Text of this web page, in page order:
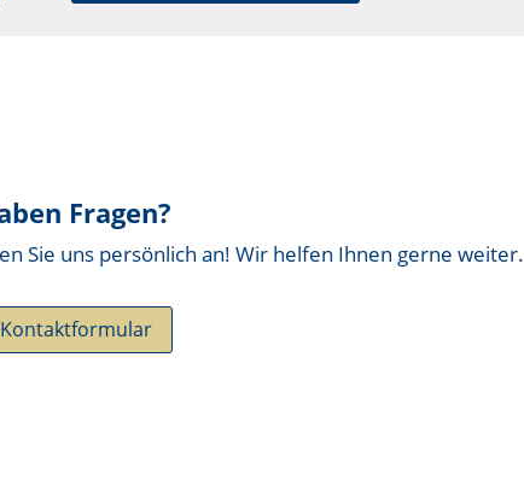
Fragen?
Sie uns persönlich an! Wir helfen Ihnen gerne weiter.